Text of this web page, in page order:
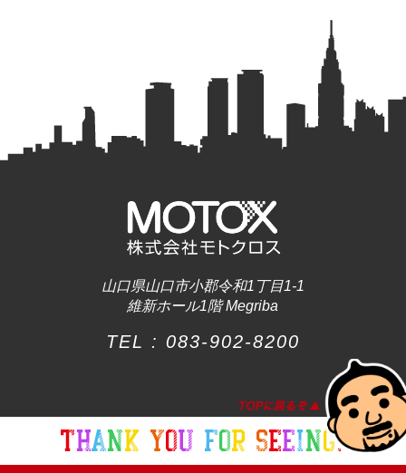
山口県山口市小郡令和1丁目1-1
維新ホール1階 Megriba
TEL : 083-902-8200